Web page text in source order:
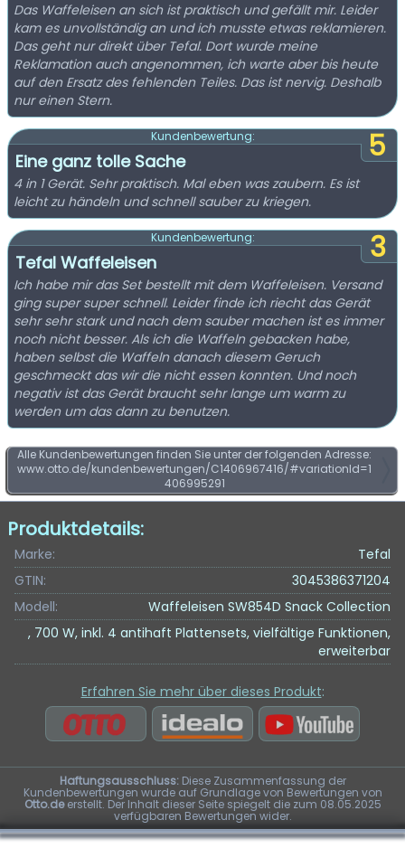
Das Waffeleisen an sich ist praktisch und gefällt mir. Leider
kam es unvollständig an und ich musste etwas reklamieren.
Das geht nur direkt über Tefal. Dort wurde meine
Reklamation auch angenommen, ich warte aber bis heute
auf den Ersatz des fehlenden Teiles. Das ist nervig. Deshalb
nur einen Stern.
5
Kundenbewertung:
Eine ganz tolle Sache
4 in 1 Gerät. Sehr praktisch. Mal eben was zaubern. Es ist
leicht zu händeln und schnell sauber zu kriegen.
3
Kundenbewertung:
Tefal Waffeleisen
Ich habe mir das Set bestellt mit dem Waffeleisen. Versand
ging super super schnell. Leider finde ich riecht das Gerät
sehr sehr stark und nach dem sauber machen ist es immer
noch nicht besser. Als ich die Waffeln gebacken habe,
haben selbst die Waffeln danach diesem Geruch
geschmeckt das wir die nicht essen konnten. Und noch
negativ ist das Gerät braucht sehr lange um warm zu
werden um das dann zu benutzen.
Alle Kundenbewertungen finden Sie unter der folgenden Adresse:
www.otto.de/kundenbewertungen/C1406967416/#variationId=1
406995291
Produktdetails:
Marke:
Tefal
GTIN:
3045386371204
Modell:
Waffeleisen SW854D Snack Collection
, 700 W, inkl. 4 antihaft Plattensets, vielfältige Funktionen,
erweiterbar
Erfahren Sie mehr über dieses Produkt:
Haftungsausschluss:Diese Zusammenfassung der
Kundenbewertungen wurde auf Grundlage von Bewertungen von
Otto.deerstellt. Der Inhalt dieser Seite spiegelt die zum 08.05.2025
verfügbaren Bewertungen wider.